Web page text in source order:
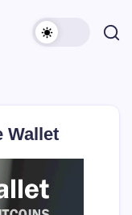
Wallet